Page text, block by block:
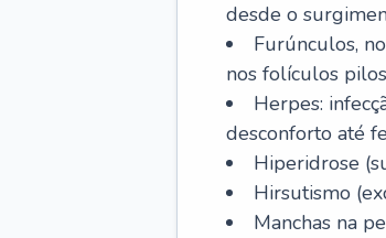
desde o
Furúnculos,
nos folículos
Herpes:
desconforto até
Hiperidrose
Hirsutismo
Manchas na